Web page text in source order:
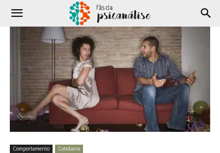
Comportamento Cotidiano